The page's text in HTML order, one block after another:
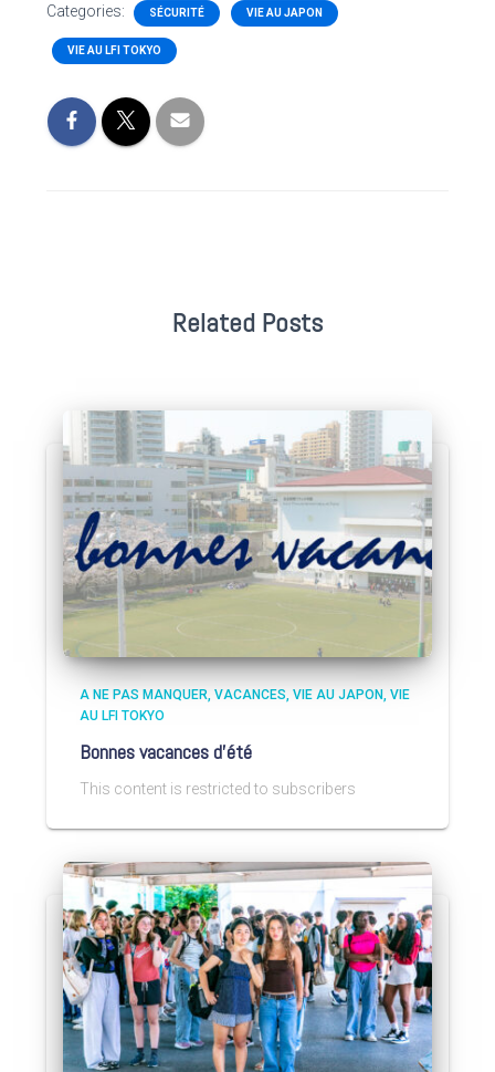
Categories: SÉCURITÉ VIE AU JAPON
VIE AU LFI TOKYO
Related Posts
A NE PAS MANQUER VACANCES VIE AU JAPON VIE
AU LFI TOKYO
Bonnes vacances d’été
This content is restricted to subscribers